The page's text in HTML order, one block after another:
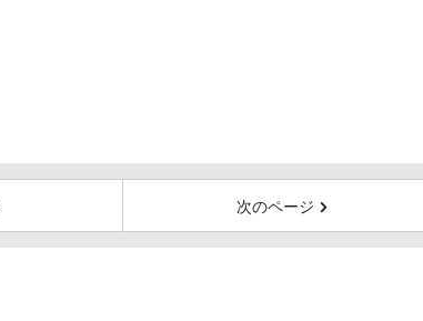
次のページ